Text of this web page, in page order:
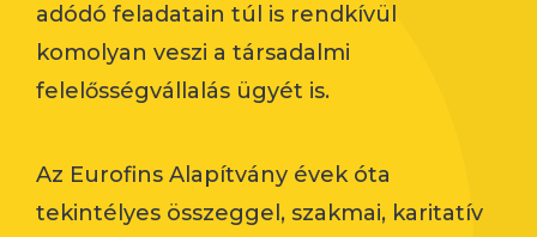
adódó feladatain túl is rendkívül
komolyan veszi a társadalmi
felelősségvállalás ügyét is.
Az Eurofins Alapítvány évek óta
tekintélyes összeggel, szakmai, karitatív